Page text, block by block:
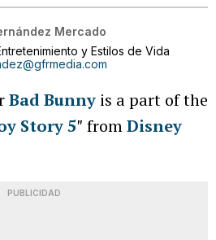
Mercado
y Estilos de Vida
Bad Bunny is a part of the
Story 5″ fromDisney
PUBLICIDAD